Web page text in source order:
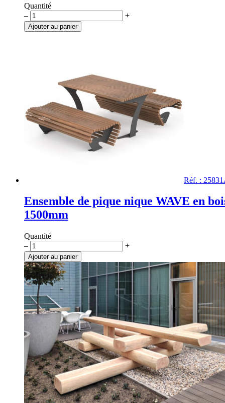
Quantité
quantité
de
Ensemble
– +
Ajouter au panier
Réf. :
Ensemble de pique nique WAVE en
1500mm
Quantité
quantité
de
Ensemble
de
pique
nique
WAVE
en
bois,
1500mm
– +
Ajouter au panier